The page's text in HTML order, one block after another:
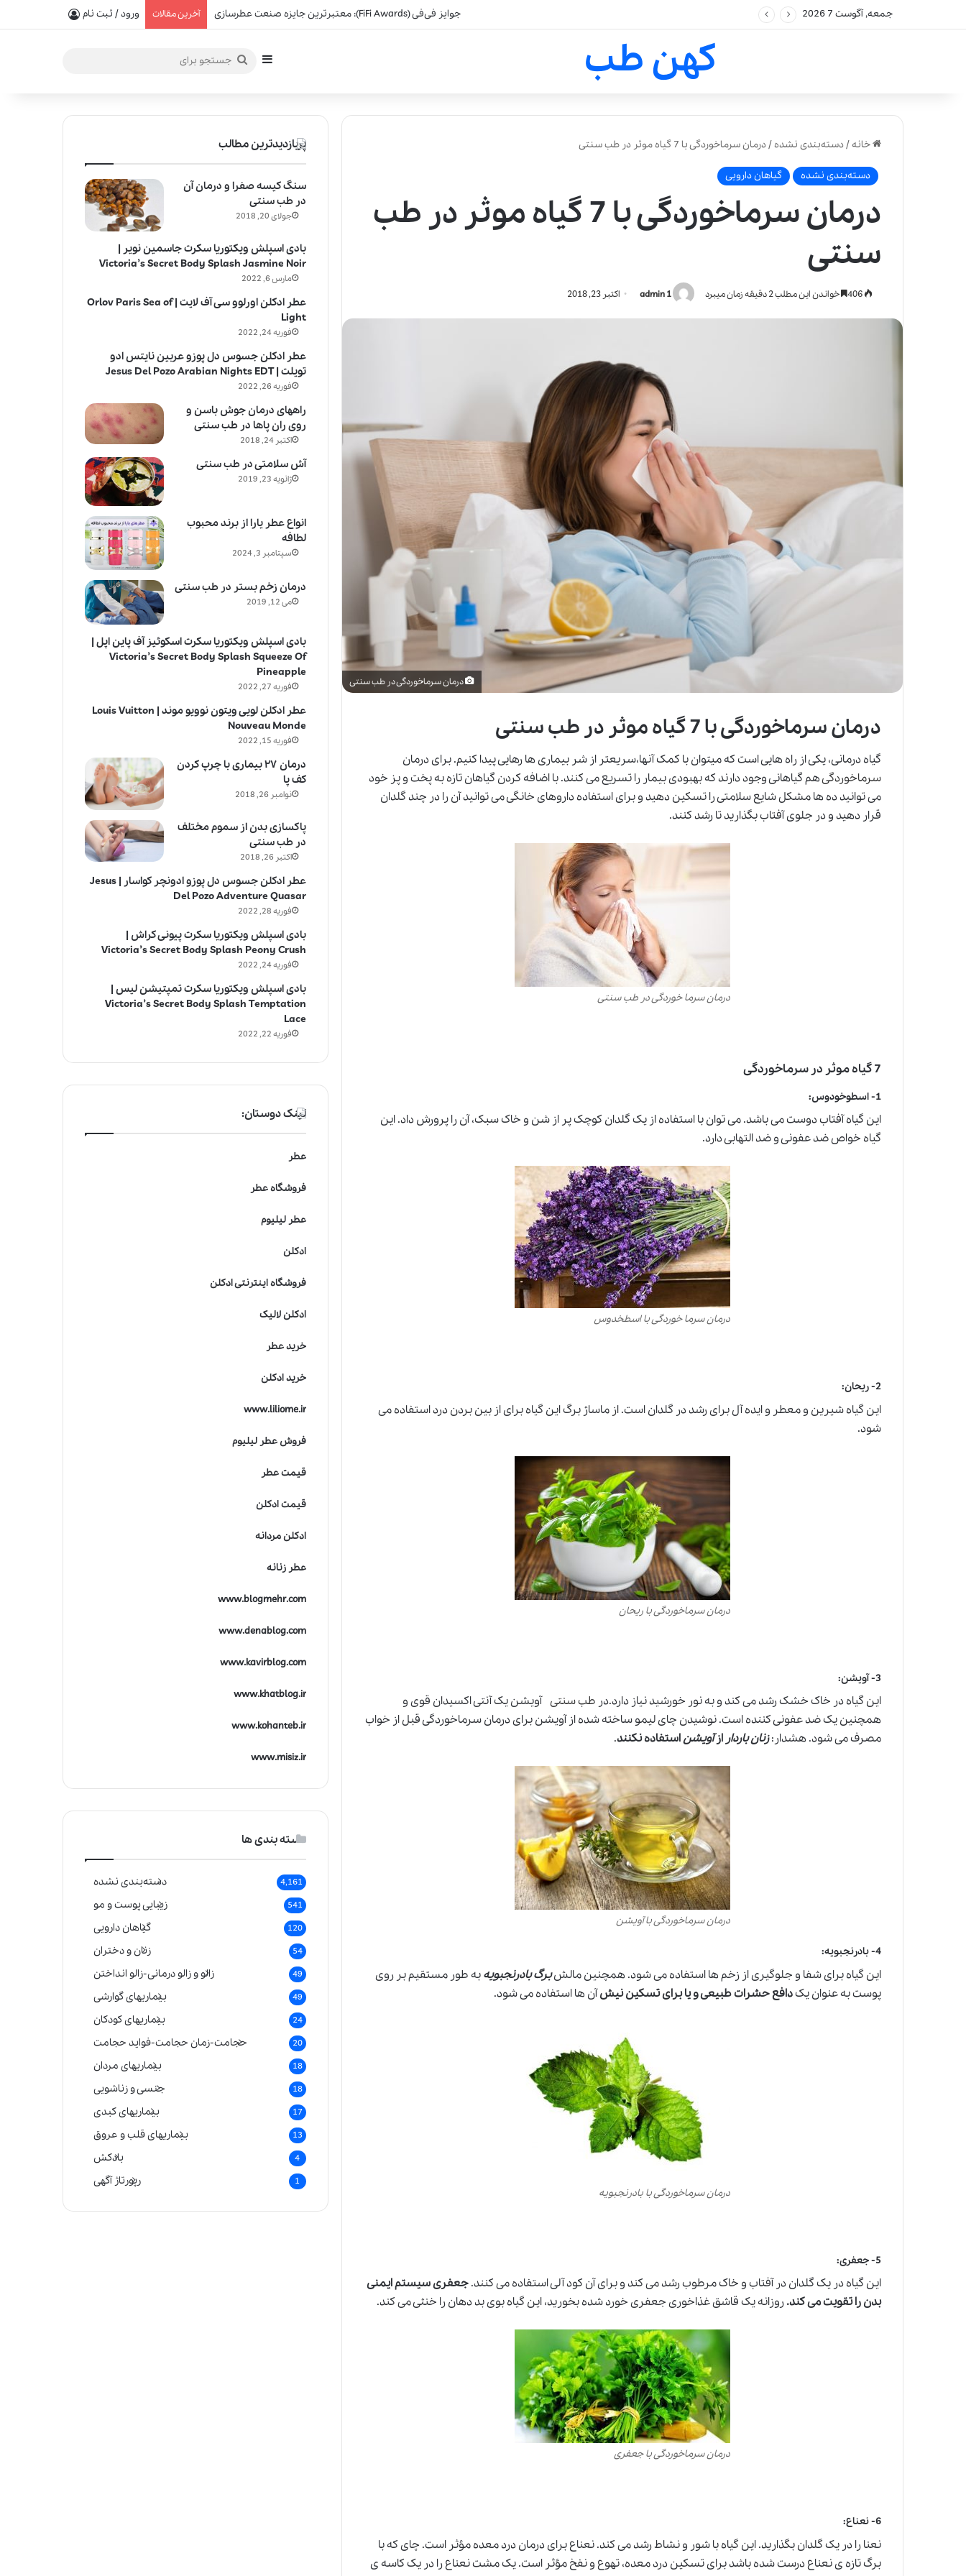
جمعه, آگوست 7 2026 آخرین مقالات جوایز فی‌فی (FiFi Awards): معتبرترین جایزه صنعت عطرسازی ورود / ثبت نام
کهن طب سایدبارجستجو
خانه/دسته‌بندی نشده/درمان سرماخوردگی با 7 گیاه موثر در طب سنتی
دسته‌بندی نشده گیاهان دارویی
درمان سرماخوردگی با 7 گیاه موثر در طب
سنتی
admin 1 اکتبر 23, 2018 خواندن این مطلب 2 دقیقه زمان میبرد
درمان سرماخوردگی در طب سنتی
درمان سرماخوردگی با 7 گیاه موثر در طب سنتی
گیاه درمانی، یکی از راه هایی است که میتوان با کمک آنها،سریعتر از شر بیماری ها رهایی پیدا کنیم. برای درمان
سرماخوردگیهم گیاهانی وجود دارند که بهبودی بیمار را تسریع می کنند. با اضافه کردن گیاهان تازه به پخت و پز خود
می توانید ده ها مشکل شایع سلامتی را تسکین دهید و برای استفاده داروهای خانگی می توانید آن را در چند گلدان
قرار دهید و در جلوی آفتاب بگذارید تا رشد کنند.
درمان سرما خوردگی در طب سنتی
7 گیاه موثر در سرماخوردگی
1- اسطوخودوس:
این گیاه آفتاب دوست می باشد. می توان با استفاده از یک گلدان کوچک پر از شن و خاک سبک، آن را پرورش داد. این
گیاه خواص ضد عفونی و ضد التهابی دارد.
درمان سرما خوردگی با اسطخدوس
2- ریحان:
این گیاه شیرین و معطر و ایده آل برای رشد در گلدان است. از ماساژ برگ این گیاه برای از بین بردن درد استفاده می
شود.
درمان سرماخوردگی با ریحان
3- آویشن:
این گیاه در خاک خشک رشد می کند و به نور خورشید نیاز دارد.در طب سنتی آویشن یک آنتی اکسیدان قوی و
همچنین یک ضد عفونی کننده است. نوشیدن چای لیمو ساخته شده از آویشن برای درمان سرماخوردگی قبل از خواب
مصرف می شود. هشدار:زنان باردارازآویشناستفاده نکنند.
درمان سرماخوردگی با آویشن
4- بادرنجبویه:
این گیاه برای شفا و جلوگیری از زخم ها استفاده می شود. همچنین مالشبرگ بادرنجبویهبه طور مستقیم بر روی
پوست به عنوان یکدافع حشرات طبیعی و یا برای تسکین نیشآن ها استفاده می شود.
درمان سرماخوردگی با بادرنجبویه
5- جعفری:
این گیاه در یک گلدان در آفتاب و خاک مرطوب رشد می کند و برای آن کود آلی استفاده می کنند.جعفری سیستم ایمنی
بدن را تقویت می کند.روزانه یک قاشق غذاخوری جعفری خورد شده بخورید، این گیاه بوی بد دهان را خنثی می کند.
درمان سرماخوردگی با جعفری
6- نعناع:
نعنا را در یک گلدان بگذارید. این گیاه با شور و نشاط رشد می کند. نعناع برای درمان درد معده مؤثر است. چای که با
برگ تازه ی نعناع درست شده باشد برای تسکین درد معده، تهوع و نفخ مؤثر است. یک مشت نعناع را در یک کاسه ی
پربازدیدترین مطالب
سنگ کیسه صفرا و درمان آن
در طب سنتی
جولای 20, 2018
بادی اسپلش ویکتوریا سکرت جاسمین نویر |
Victoria’s Secret Body Splash Jasmine Noir
مارس 6, 2022
عطر ادکلن اورلوو سی آف لایت | Orlov Paris Sea of
Light
فوریه 24, 2022
عطر ادکلن جسوس دل پوزو عربین نایتس ادو
تویلت | Jesus Del Pozo Arabian Nights EDT
فوریه 26, 2022
راههای درمان جوش باسن و
روی ران پاها در طب سنتی
اکتبر 24, 2018
آش سلامتی در طب سنتی
ژانویه 23, 2019
انواع عطر یارا از برند محبوب
لطافه
سپتامبر 3, 2024
درمان زخم بستر در طب سنتی
می 12, 2019
بادی اسپلش ویکتوریا سکرت اسکوئیز آف پاین اپل |
Victoria’s Secret Body Splash Squeeze Of
Pineapple
فوریه 27, 2022
عطر ادکلن لویی ویتون نوویو موند | Louis Vuitton
Nouveau Monde
فوریه 15, 2022
درمان ۲۷ بیماری با چرپ کردن
کف پا
نوامبر 26, 2018
پاکسازی بدن از سموم مختلف
در طب سنتی
اکتبر 26, 2018
عطر ادکلن جسوس دل پوزو ادونچر کواسار | Jesus
Del Pozo Adventure Quasar
فوریه 28, 2022
بادی اسپلش ویکتوریا سکرت پیونی کراش |
Victoria’s Secret Body Splash Peony Crush
فوریه 24, 2022
بادی اسپلش ویکتوریا سکرت تمپتیشن لیس |
Victoria’s Secret Body Splash Temptation
Lace
فوریه 22, 2022
لینک دوستان:
عطر
فروشگاه عطر
عطر لیلیوم
ادکلن
فروشگاه اینترنتی ادکلن
ادکلن لالیک
خرید عطر
خرید ادکلن
www.liliome.ir
فروش عطر لیلیوم
قیمت عطر
قیمت ادکلن
ادکلن مردانه
عطر زنانه
www.blogmehr.com
www.denablog.com
www.kavirblog.com
www.khatblog.ir
www.kohanteb.ir
www.misiz.ir
دسته بندی ها
دسته‌بندی نشده 4,161
زیبایی پوست و مو 541
گیاهان دارویی 120
زنان و دختران 54
زالو و زالو درمانی-زالو انداختن 49
بیماریهای گوارشی 49
بیماریهای کودکان 24
حجامت-زمان حجامت-فواید حجامت 20
بیماریهای مردان 18
جنسی و زناشویی 18
بیماریهای کبدی 17
بیماریهای قلب و عروق 13
بادکش 4
رپورتاژ آگهی 1